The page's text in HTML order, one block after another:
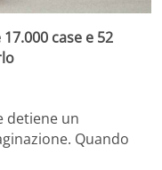
case e 52
detiene un
Quando